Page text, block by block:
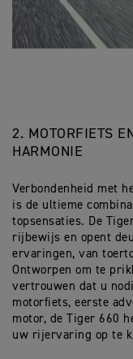
2. MOTORFIETS
HARMONIE
Verbondenheid met
is de ultieme
topsensaties. De
rijbewijs en opent
ervaringen, van
Ontworpen om te
vertrouwen dat u
motorfiets, eerste
motor, de Tiger 660
uw rijervaring op te